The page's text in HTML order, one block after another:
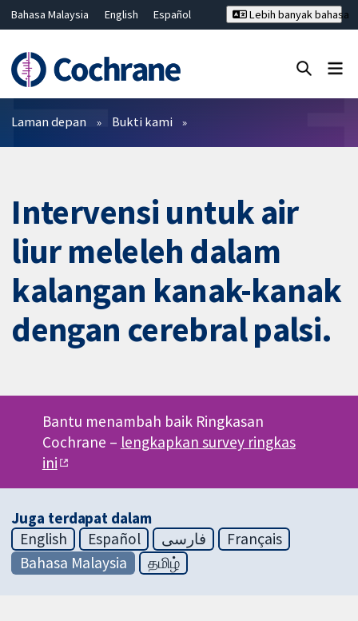
Bahasa Malaysia English
Español
Hrvatski
Deutsch ไทย
繁體中文
简体中文
Lebih banyak bahasa
Penapis
Laman depan Bukti kami
Intervensi untuk air
liur meleleh dalam
kalangan kanak-kanak
dengan cerebral palsi.
Bantu menambah baik Ringkasan
Cochrane – lengkapkan survey ringkas
ini
Juga terdapat dalam
English
Español فارسی
Français
Bahasa Malaysia
தமிழ்